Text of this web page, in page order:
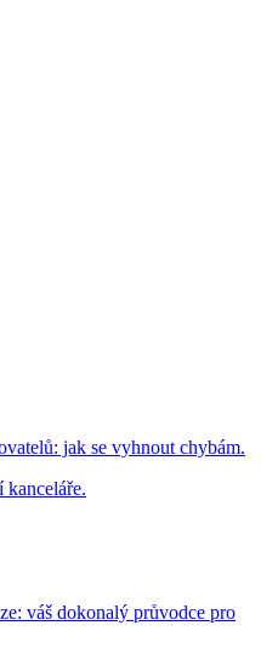
jak se vyhnout chybám.
váš dokonalý průvodce pro